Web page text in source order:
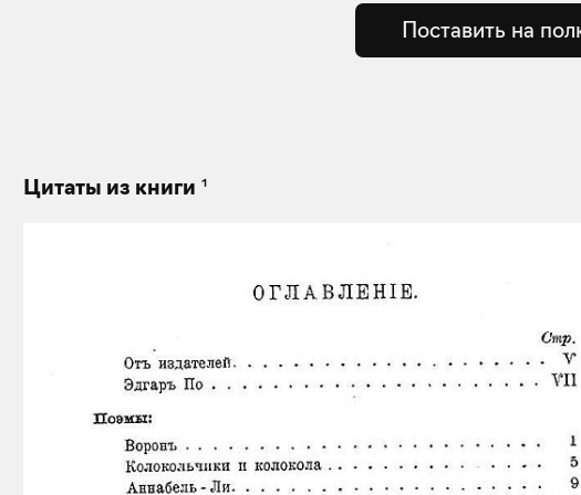
Поставить на
Цитаты из книги 1